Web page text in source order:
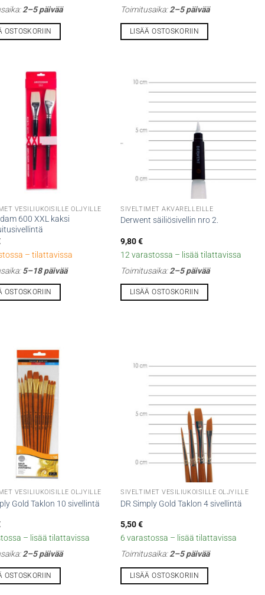
2–5 päivää
OSTOSKORIIN
Toimitusaika:2–5 päivää
LISÄÄ OSTOSKORIIN
VESILIUKOISILLE ÖLJYILLE
600 XXL kaksi
– tilattavissa
5–18 päivää
OSTOSKORIIN
SIVELTIMET AKVARELLEILLE
Derwent säiliösivellin nro 2.
9,80€
12 varastossa – lisää tilattavissa
Toimitusaika:2–5 päivää
LISÄÄ OSTOSKORIIN
VESILIUKOISILLE ÖLJYILLE
Gold Taklon 10 sivellintä
– lisää tilattavissa
2–5 päivää
OSTOSKORIIN
SIVELTIMET VESILIUKOISILLE ÖLJYILLE
DR Simply Gold Taklon 4 sivellintä
5,50€
6 varastossa – lisää tilattavissa
Toimitusaika:2–5 päivää
LISÄÄ OSTOSKORIIN